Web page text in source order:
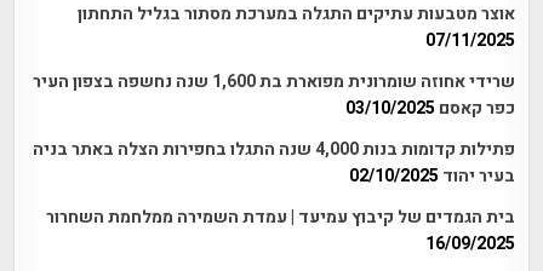
אוצר מטבעות עתיקים התגלה במערכת מסתור בגליל התחתון
07/11/2025
שרידי אחוזה שומרונית מפוארת בת 1,600 שנה נחשפה בצפון העיר
כפר קאסם 03/10/2025
פתילות קדומות בנות 4,000 שנה התגלו בחפירות הצלה באתר בניה
בעיר יהוד 02/10/2025
בית הגמדים של קיבוץ עמיעד | עמדת השמירה ממלחמת השחרור
16/09/2025